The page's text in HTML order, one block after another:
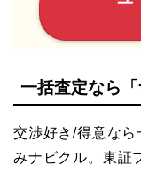
一括査定なら「
交渉好き/得意な
みナビクル。東証